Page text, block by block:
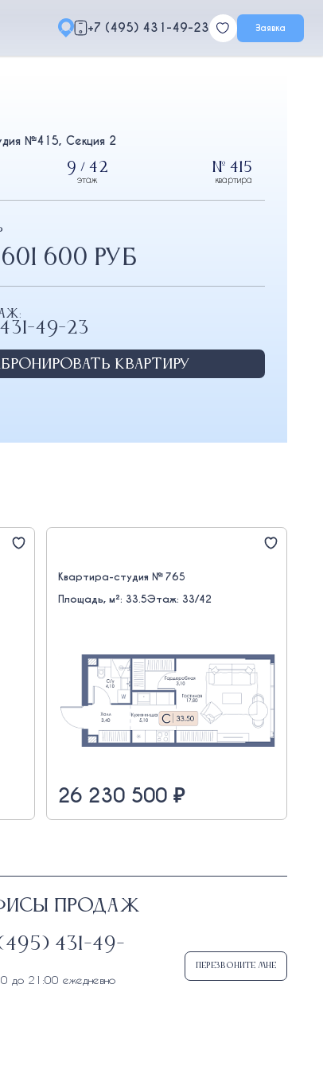
+7 (495) 431-49-23 Заявка
№415, Секция 2
9 / 42
этаж
№ 415
квартира
600 РУБ
49-23
квартиру
Квартира-студия № 765
Площадь, м²: 33.5Этаж: 33/42
26 230 500 ₽
продаж
431-49-
до 21:00 ежедневно
Перезвоните мне